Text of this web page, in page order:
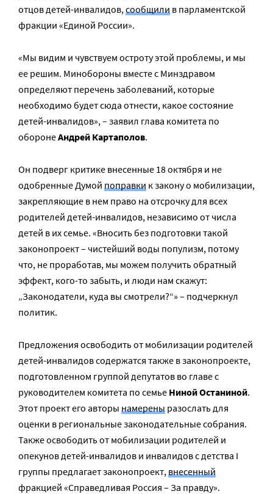
отцов детей-инвалидов,сообщили в парламентской
фракции «Единой России».
«Мы видим и чувствуем остроту этой проблемы, и мы
ее решим. Минобороны вместе с Минздравом
определяют перечень заболеваний, которые
необходимо будет сюда отнести, какое состояние
детей-инвалидов», – заявил глава комитета по
оборонеАндрей Картаполов.
Он подверг критике внесенные 18 октября и не
одобренные Думой поправки к закону о мобилизации,
закрепляющие в нем право на отсрочку для всех
родителей детей-инвалидов, независимо от числа
детей в их семье. «Вносить без подготовки такой
законопроект – чистейший воды популизм, потому
что, не проработав, мы можем получить обратный
эффект, кого-то забыть, и люди нам скажут:
„Законодатели, куда вы смотрели?“» – подчеркнул
политик.
Предложения освободить от мобилизации родителей
детей-инвалидов содержатся также в законопроекте,
подготовленном группой депутатов во главе с
руководителем комитета по семье Ниной Останиной.
Этот проект его авторы намерены разослать для
оценки в региональные законодательные собрания.
Также освободить от мобилизации родителей и
опекунов детей-инвалидов и инвалидов с детства I
группы предлагает законопроект,внесенный
фракцией «Справедливая Россия – За правду».